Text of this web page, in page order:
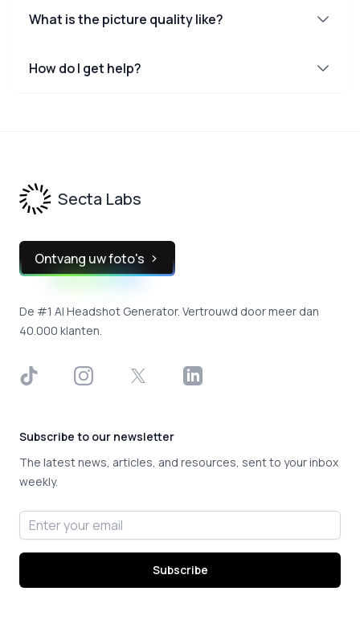
What is the picture quality like?
How do I get help?
Secta Labs
Ontvang uw foto's
De #1 AI Headshot Generator. Vertrouwd door meer dan
40.000 klanten.
TikTok InstagramX LinkedIn
Subscribe to our newsletter
The latest news, articles, and resources, sent to your inbox
weekly.
Email address
Subscribe